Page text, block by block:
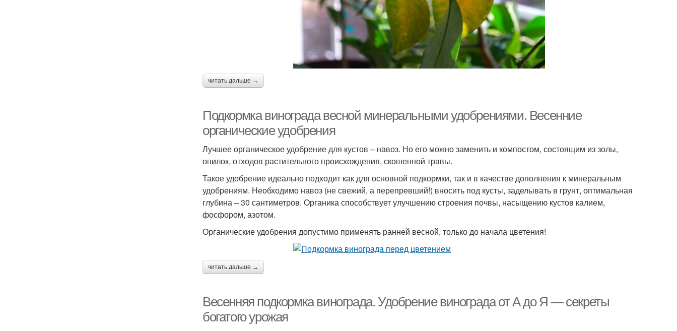
читать дальше →
Подкормка винограда весной минеральными удобрениями. Весенние
органические удобрения
Лучшее органическое удобрение для кустов – навоз. Но его можно заменить и компостом, состоящим из золы,
опилок, отходов растительного происхождения, скошенной травы.
Такое удобрение идеально подходит как для основной подкормки, так и в качестве дополнения к минеральным
удобрениям. Необходимо навоз (не свежий, а перепревший!) вносить под кусты, заделывать в грунт, оптимальная
глубина – 30 сантиметров. Органика способствует улучшению строения почвы, насыщению кустов калием,
фосфором, азотом.
Органические удобрения допустимо применять ранней весной, только до начала цветения!
читать дальше →
Весенняя подкормка винограда. Удобрение винограда от А до Я — секреты
богатого урожая